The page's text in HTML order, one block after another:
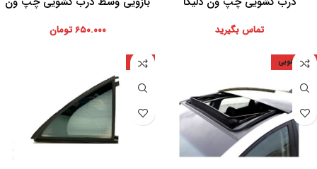
تماس بگیرید ۶۵۰.۰۰۰ تومان
کره جنوبی آلمان